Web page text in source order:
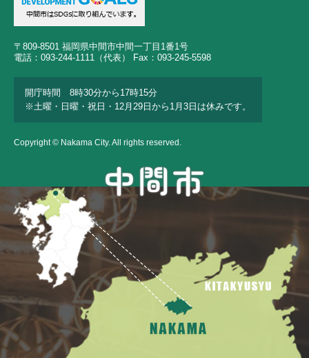
〒809-8501 福岡県中間市中間一丁目1番1号
電話：093-244-1111（代表） Fax：093-245-5598
開庁時間 8時30分から17時15分
※土曜・日曜・祝日・12月29日から1月3日は休みです。
Copyright © Nakama City. All rights reserved.